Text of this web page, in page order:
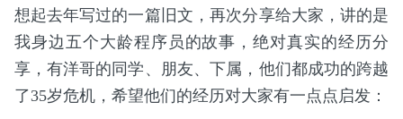
想起去年写过的一篇旧文，再次分享给大家，讲的是
我身边五个大龄程序员的故事，绝对真实的经历分
享，有洋哥的同学、朋友、下属，他们都成功的跨越
了35岁危机，希望他们的经历对大家有一点点启发：